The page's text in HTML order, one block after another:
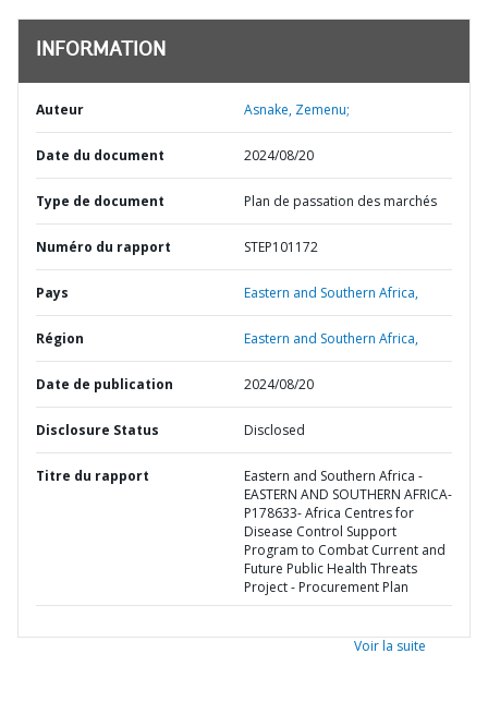
INFORMATION
Auteur Asnake, Zemenu;
Date du document 2024/08/20
Type de document Plan de passation des marchés
Numéro du rapport STEP101172
Pays Eastern and Southern Africa,
Région Eastern and Southern Africa,
Date de publication 2024/08/20
Disclosure Status Disclosed
Titre du rapport
Eastern and Southern Africa -
EASTERN AND SOUTHERN AFRICA-
P178633- Africa Centres for
Disease Control Support
Program to Combat Current and
Future Public Health Threats
Project - Procurement Plan
Voir la suite